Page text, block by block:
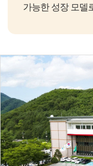
가능한 성장 모델